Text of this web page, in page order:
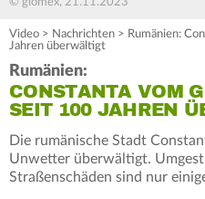
Video > Nachrichten > Rumänien:
Jahren überwältigt
Rumänien:
CONSTANTA VOM
EIT 100 JAHREN
Die rumänische Stadt
Unwetter überwältigt.
Straßenschäden sind nur